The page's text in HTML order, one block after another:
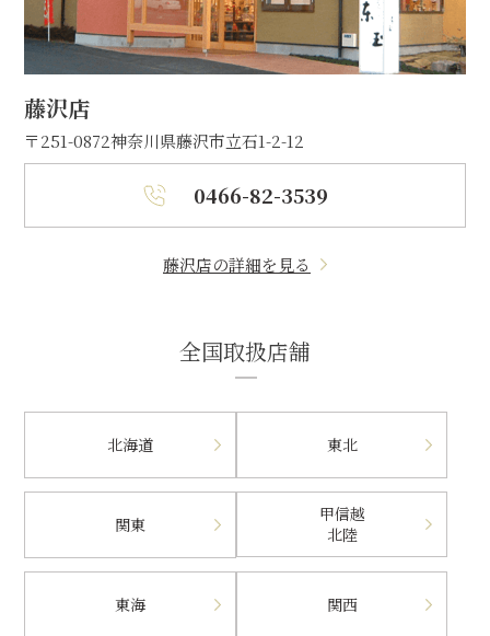
藤沢店
〒251-0872神奈川県藤沢市立石1-2-12
0466-82-3539
藤沢店の詳細を見る
全国取扱店舗
北海道 東北
関東
甲信越
北陸
東海 関西